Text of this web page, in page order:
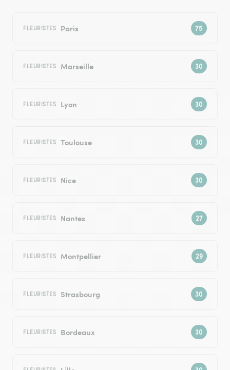
FLEURISTES Paris
FLEURISTES Marseille
FLEURISTES Lyon
FLEURISTES Toulouse
FLEURISTES Nice
FLEURISTES Nantes
FLEURISTES Montpellier
FLEURISTES Strasbourg
FLEURISTES Bordeaux